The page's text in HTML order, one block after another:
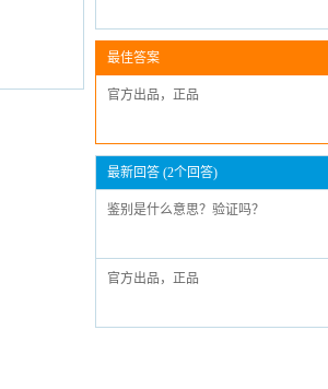
最佳答案
官方出品，正品
最新回答 (2个回答)
鉴别是什么意思？验证吗？
官方出品，正品